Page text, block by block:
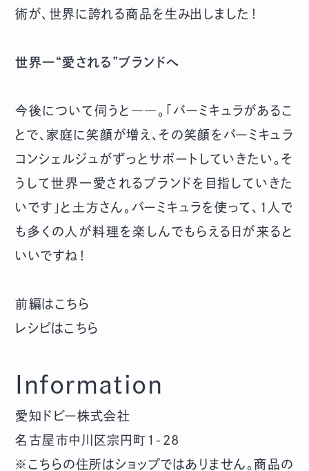
術が、世界に誇れる商品を生み出しました！
世界一“愛される”ブランドへ
今後について伺うと――。「バーミキュラがあるこ
とで、家庭に笑顔が増え、その笑顔をバーミキュラ
コンシェルジュがずっとサポートしていきたい。そ
うして世界一愛されるブランドを目指していきた
いです」と土方さん。バーミキュラを使って、１人で
も多くの人が料理を楽しんでもらえる日が来ると
いいですね！
前編はこちら
レシピはこちら
Information
愛知ドビー株式会社
名古屋市中川区宗円町1-28
※こちらの住所はショップではありません。商品の